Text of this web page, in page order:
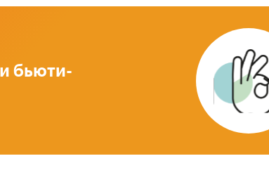
консервированных маслин и
по секторам рынка:
бьюти-